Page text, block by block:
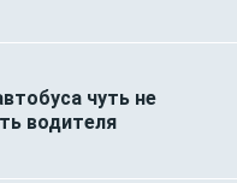
чуть не
водителя